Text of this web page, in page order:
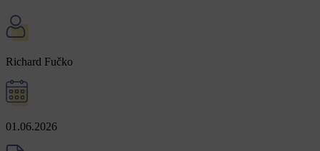
Richard Fučko
01.06.2026